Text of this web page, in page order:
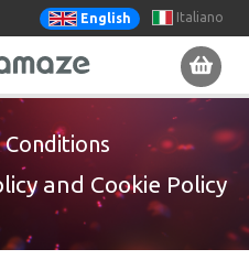
English Italiano
and Cookie Policy